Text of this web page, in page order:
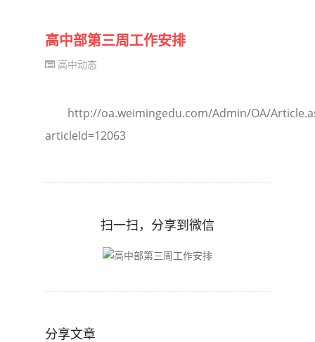
高中部第三周工作安排
高中动态
http://oa.weimingedu.com/Admin/OA/
articleId=12063
扫一扫，分享到微信
分享文章